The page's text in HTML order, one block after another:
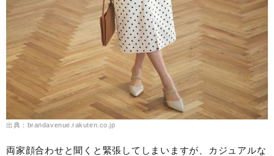
出典：brandavenue.rakuten.co.jp
両家顔合わせと聞くと緊張してしまいますが、カジュアルな